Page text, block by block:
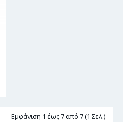
Εμφάνιση 1 έως 7 από 7 (1 Σελ.)